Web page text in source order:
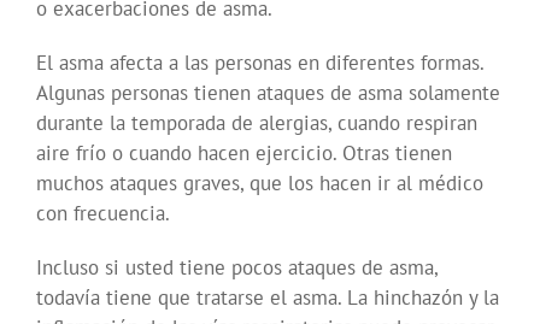
o exacerbaciones de asma.
El asma afecta a las personas en diferentes formas.
Algunas personas tienen ataques de asma solamente
durante la temporada de alergias, cuando respiran
aire frío o cuando hacen ejercicio. Otras tienen
muchos ataques graves, que los hacen ir al médico
con frecuencia.
Incluso si usted tiene pocos ataques de asma,
todavía tiene que tratarse el asma. La hinchazón y la